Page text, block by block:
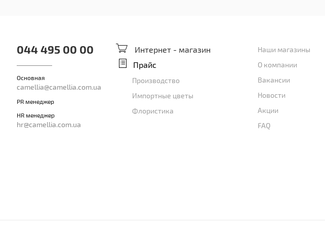
044 495 00 00
Основная
camellia@camellia.com.ua
PR менеджер
HR менеджер
hr@camellia.com.ua
Интернет - магазин
Прайс
Производство
Импортные цветы
Флористика
Наши магазины
О компании
Вакансии
Новости
Акции
FAQ